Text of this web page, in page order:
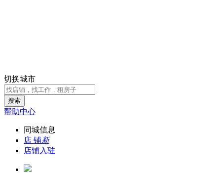
切换城市
搜索
帮助中心
同城信息
店 铺新
店铺入驻